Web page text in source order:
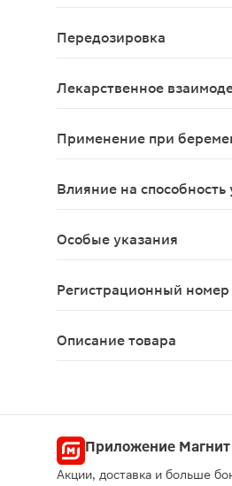
Со стороны ЦНС:
Передозировка
Лекарственное
Применение при
Влияние на
Особые указания
Регистрационный номер
Описание товара
Приложение Магнит
Акции, доставка и больше